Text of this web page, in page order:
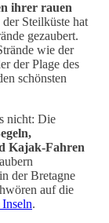
ihrer rauen
Steilküste hat
gezaubert.
wie der
der Plage des
schönsten
nicht: Die
Kajak-Fahren
der Bretagne
auf die
.